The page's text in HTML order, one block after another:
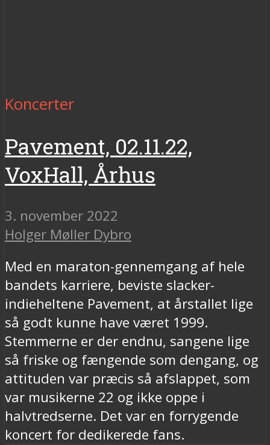
Koncerter
Pavement, 02.11.22,
VoxHall, Århus
3. november 2022
Holger Møller Dybro
Med en maraton-gennemgang af hele
bandets karriere, beviste slacker-
indieheltene Pavement, at årstallet lige
så godt kunne have været 1999.
Stemmerne er der endnu, sangene lige
så friske og fængende som dengang, og
attituden var præcis så afslappet, som
var musikerne 22 og ikke oppe i
halvtredserne. Det var en forrygende
koncert for dedikerede fans.